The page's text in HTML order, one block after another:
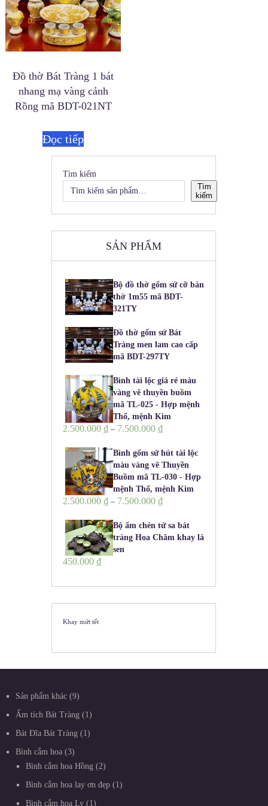
Đồ thờ Bát Tràng 1 bát
nhang mạ vàng cảnh
Rồng mã BDT-021NT
Đọc tiếp
Tìm kiếm
Tìm
kiếm
SẢN PHẨM
Bộ đồ thờ gốm sứ cỡ bàn
thờ 1m55 mã BDT-
321TY
Đồ thờ gốm sứ Bát
Tràng men lam cao cấp
mã BDT-297TY
Bình tài lộc giá rẻ màu
vàng vẽ thuyền buồm
mã TL-025 - Hợp mệnh
Thổ, mệnh Kim
2.500.000₫ – 7.500.000₫
Bình gốm sứ hút tài lộc
màu vàng vẽ Thuyền
Buồm mã TL-030 - Hợp
mệnh Thổ, mệnh Kim
2.500.000₫ – 7.500.000₫
Bộ ấm chén tử sa bát
tràng Hoa Châm khay lá
sen
450.000₫
Khay mứt tết
Sản phẩm khác 9
Ấm tích Bát Tràng 1
Bát Đĩa Bát Tràng 1
Bình cắm hoa
3
Bình cắm hoa Hồng
2
Bình cắm hoa lay ơn đẹp 1
Bình cắm hoa Ly 1